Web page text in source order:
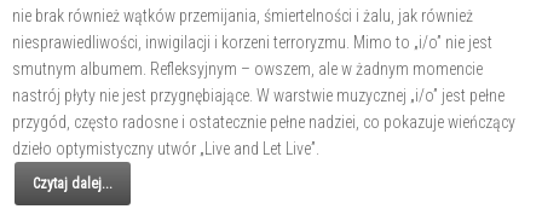
nie brak również wątków przemijania, śmiertelności i żalu, jak również
niesprawiedliwości, inwigilacji i korzeni terroryzmu. Mimo to „i/o” nie jest
smutnym albumem. Refleksyjnym – owszem, ale w żadnym momencie
nastrój płyty nie jest przygnębiające. W warstwie muzycznej „i/o” jest pełne
przygód, często radosne i ostatecznie pełne nadziei, co pokazuje wieńczący
dzieło optymistyczny utwór „Live and Let Live”.
Czytaj dalej...